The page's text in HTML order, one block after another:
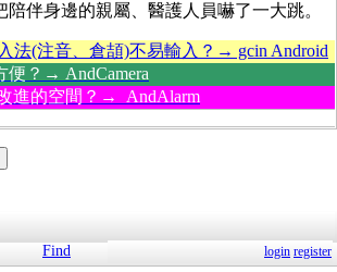
陪伴身邊的親屬、醫護人員嚇了一大跳。
法(注音、倉頡)不易輸入？→ gcin Android
便？→ AndCamera
進的空間？→ AndAlarm
Find login register